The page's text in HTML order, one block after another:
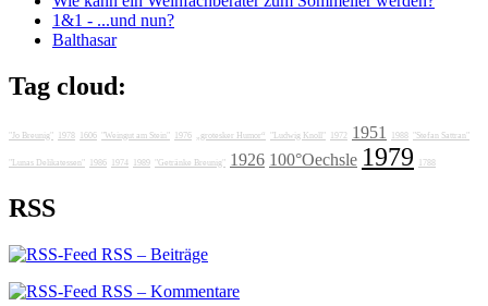
1&1 - ...und nun?
Balthasar
Tag cloud:
"Jo Breunig" 1978 1606 "Weingut am Stein" 1976 „grotesker Humor“ "Ludwig Knoll" 1972 1951 1988 "Stefan Sattran"
"Lunas Delikatessen" 1986 1974 1989 "Getränke Breunig" 1926 100°Oechsle 1979 1788
RSS
RSS – Beiträge
RSS – Kommentare